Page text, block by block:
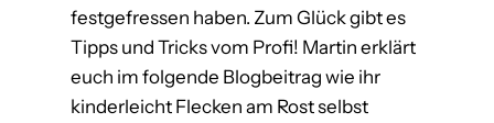
festgefressen haben. Zum Glück gibt es
Tipps und Tricks vom Profi! Martin erklärt
euch im folgende Blogbeitrag wie ihr
kinderleicht Flecken am Rost selbst